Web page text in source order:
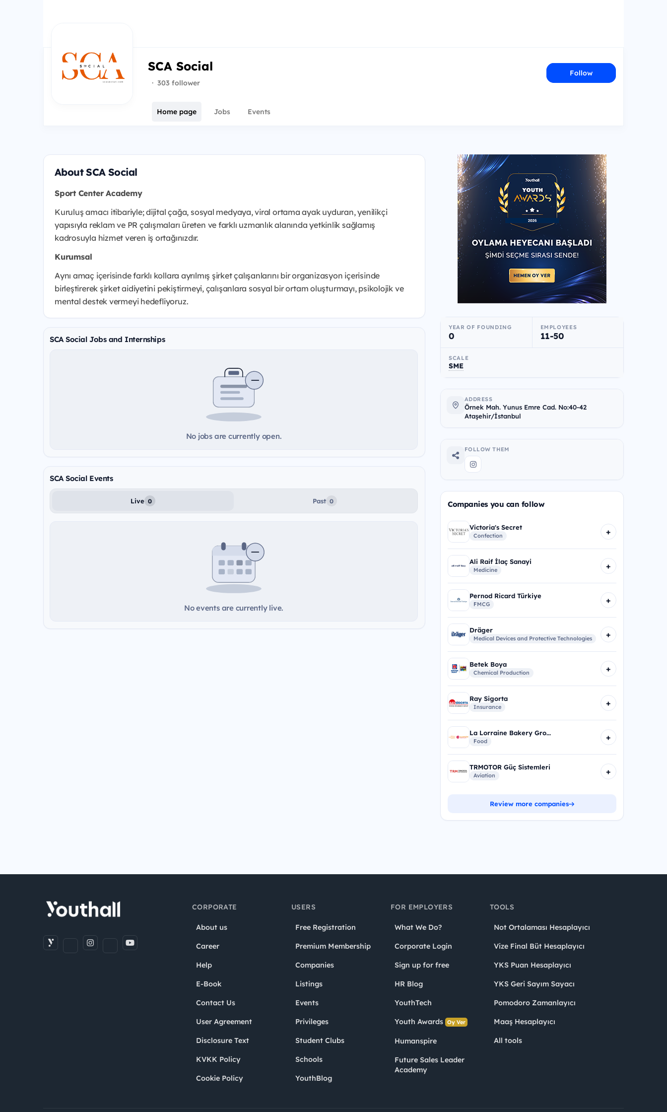
SCA Social
· 303 follower
Follow
Home page Jobs Events
About SCA Social
Sport Center Academy
Kuruluş amacı itibariyle; dijital çağa, sosyal medyaya, viral ortama ayak uyduran, yenilikçi
yapısıyla reklam ve PR çalışmaları üreten ve farklı uzmanlık alanında yetkinlik sağlamış
kadrosuyla hizmet veren iş ortağınızdır.
Kurumsal
Aynı amaç içerisinde farklı kollara ayrılmış şirket çalışanlarını bir organizasyon içerisinde
birleştirerek şirket aidiyetini pekiştirmeyi, çalışanlara sosyal bir ortam oluşturmayı, psikolojik ve
mental destek vermeyi hedefliyoruz.
SCA Social Jobs and Internships
No jobs are currently open.
SCA Social Events
Live 0 Past 0
No events are currently live.
YEAR OF FOUNDING
0
EMPLOYEES
11-50
SCALE
SME
ADDRESS
Örnek Mah. Yunus Emre Cad. No:40-42
Ataşehir/İstanbul
FOLLOW THEM
Companies you can follow
Victoria's Secret
Confection +
Ali Raif İlaç Sanayi
Medicine +
Pernod Ricard Türkiye
FMCG +
Dräger
Medical Devices and Protective Technologies +
Betek Boya
Chemical Production +
Ray Sigorta
Insurance +
La Lorraine Bakery Gro...
Food +
TRMOTOR Güç Sistemleri
Aviation +
Review more companies
CORPORATE
About us
Career
Help
E-Book
Contact Us
User Agreement
Disclosure Text
KVKK Policy
Cookie Policy
USERS
Free Registration
Premium Membership
Companies
Listings
Events
Privileges
Student Clubs
Schools
YouthBlog
FOR EMPLOYERS
What We Do?
Corporate Login
Sign up for free
HR Blog
YouthTech
Youth Awards Oy Ver
Humanspire
Future Sales Leader
Academy
TOOLS
Not Ortalaması Hesaplayıcı
Vize Final Büt Hesaplayıcı
YKS Puan Hesaplayıcı
YKS Geri Sayım Sayacı
Pomodoro Zamanlayıcı
Maaş Hesaplayıcı
All tools